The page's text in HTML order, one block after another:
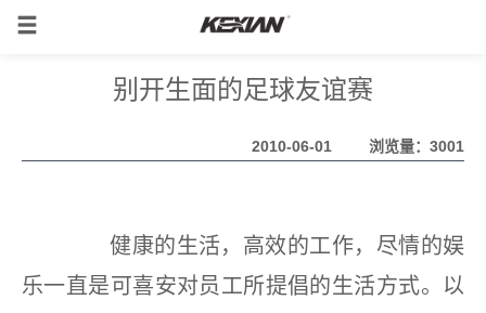
别开生面的足球友谊赛
2010-06-01 浏览量：3001
健康的生活，高效的工作，尽情的娱
乐一直是可喜安对员工所提倡的生活方式。以